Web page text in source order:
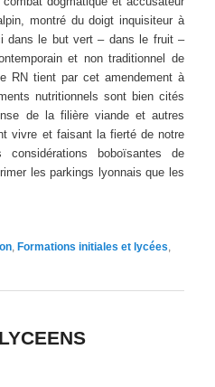
montré du doigt inquisiteur à
dans le but vert – dans le fruit –
et non traditionnel de
RN tient par cet amendement à
nutritionnels sont bien cités
de la filière viande et autres
vivre et faisant la fierté de notre
boboïsantes de
les parkings lyonnais que les
, Formations initiales et lycées,